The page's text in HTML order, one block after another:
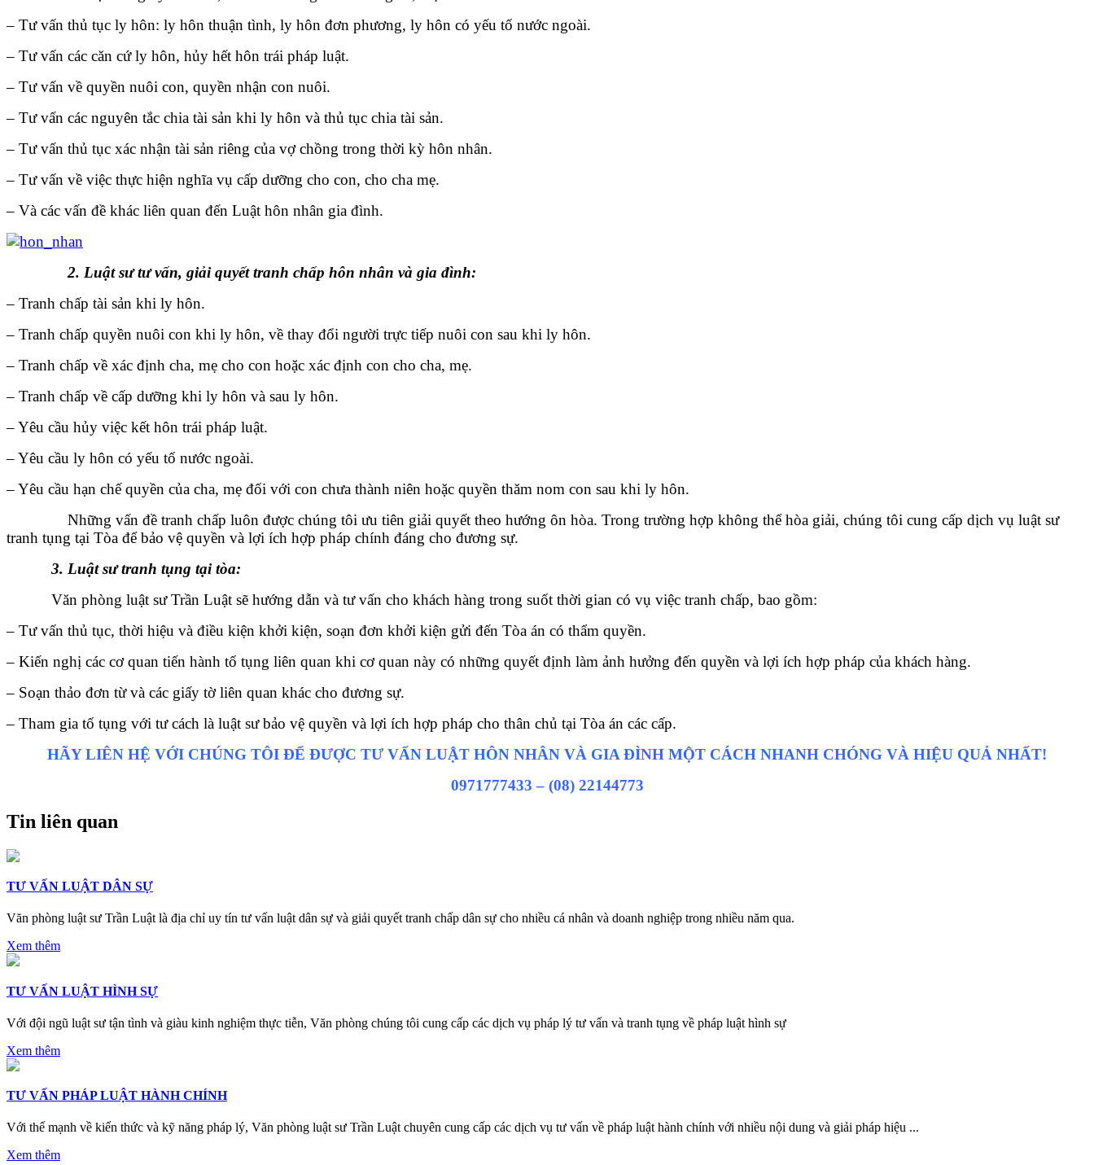
– Tư vấn thủ tục ly hôn: ly hôn thuận tình, ly hôn đơn phương, ly hôn có yếu tố nước ngoài.
– Tư vấn các căn cứ ly hôn, hủy hết hôn trái pháp luật.
– Tư vấn về quyền nuôi con, quyền nhận con nuôi.
– Tư vấn các nguyên tắc chia tài sản khi ly hôn và thủ tục chia tài sản.
– Tư vấn thủ tục xác nhận tài sản riêng của vợ chồng trong thời kỳ hôn nhân.
– Tư vấn về việc thực hiện nghĩa vụ cấp dưỡng cho con, cho cha mẹ.
– Và các vấn đề khác liên quan đến Luật hôn nhân gia đình.
2. Luật sư tư vấn, giải quyết tranh chấp hôn nhân và gia đình:
– Tranh chấp tài sản khi ly hôn.
– Tranh chấp quyền nuôi con khi ly hôn, về thay đổi người trực tiếp nuôi con sau khi ly hôn.
– Tranh chấp về xác định cha, mẹ cho con hoặc xác định con cho cha, mẹ.
– Tranh chấp về cấp dưỡng khi ly hôn và sau ly hôn.
– Yêu cầu hủy việc kết hôn trái pháp luật.
– Yêu cầu ly hôn có yếu tố nước ngoài.
– Yêu cầu hạn chế quyền của cha, mẹ đối với con chưa thành niên hoặc quyền thăm nom con sau khi ly hôn.
Những vấn đề tranh chấp luôn được chúng tôi ưu tiên giải quyết theo hướng ôn hòa. Trong trường hợp không thể hòa giải, chúng tôi cung cấp dịch vụ luật sư
tranh tụng tại Tòa để bảo vệ quyền và lợi ích hợp pháp chính đáng cho đương sự.
3. Luật sư tranh tụng tại tòa:
Văn phòng luật sư Trần Luật sẽ hướng dẫn và tư vấn cho khách hàng trong suốt thời gian có vụ việc tranh chấp, bao gồm:
– Tư vấn thủ tục, thời hiệu và điều kiện khởi kiện, soạn đơn khởi kiện gửi đến Tòa án có thẩm quyền.
– Kiến nghị các cơ quan tiến hành tố tụng liên quan khi cơ quan này có những quyết định làm ảnh hưởng đến quyền và lợi ích hợp pháp của khách hàng.
– Soạn thảo đơn từ và các giấy tờ liên quan khác cho đương sự.
– Tham gia tố tụng với tư cách là luật sư bảo vệ quyền và lợi ích hợp pháp cho thân chủ tại Tòa án các cấp.
HÃY LIÊN HỆ VỚI CHÚNG TÔI ĐỂ ĐƯỢC TƯ VẤN LUẬT HÔN NHÂN VÀ GIA ĐÌNH MỘT CÁCH NHANH CHÓNG VÀ HIỆU QUẢ NHẤT!
0971777433 – (08) 22144773
Tin liên quan
TƯ VẤN LUẬT DÂN SỰ
Văn phòng luật sư Trần Luật là địa chỉ uy tín tư vấn luật dân sự và giải quyết tranh chấp dân sự cho nhiều cá nhân và doanh nghiệp trong nhiều năm qua.
Xem thêm
TƯ VẤN LUẬT HÌNH SỰ
Với đội ngũ luật sư tận tình và giàu kinh nghiệm thực tiễn, Văn phòng chúng tôi cung cấp các dịch vụ pháp lý tư vấn và tranh tụng về pháp luật hình sự
Xem thêm
TƯ VẤN PHÁP LUẬT HÀNH CHÍNH
Với thế mạnh về kiến thức và kỹ năng pháp lý, Văn phòng luật sư Trần Luật chuyên cung cấp các dịch vụ tư vấn về pháp luật hành chính với nhiều nội dung và giải pháp hiệu ...
Xem thêm